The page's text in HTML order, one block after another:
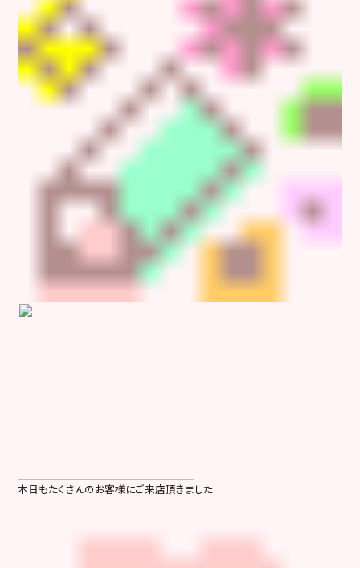
本日もたくさんのお客様にご来店頂きました